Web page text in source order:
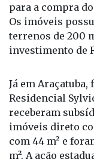
investimento de
Já em Araçatuba,
imóveis direto
com 44 m² e
m². A ação
Os dois